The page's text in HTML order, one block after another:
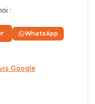
:
WhatsApp
Google